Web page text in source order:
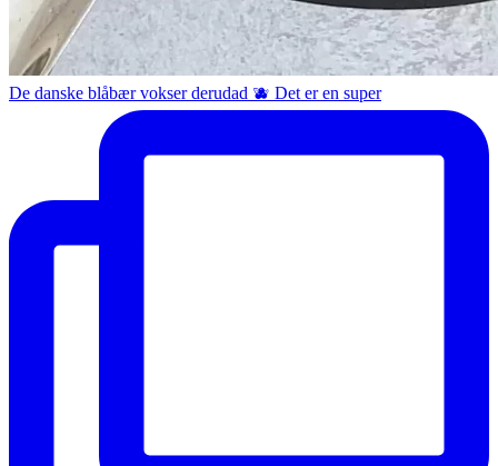
De danske blåbær vokser derudad 🫐 Det er en super